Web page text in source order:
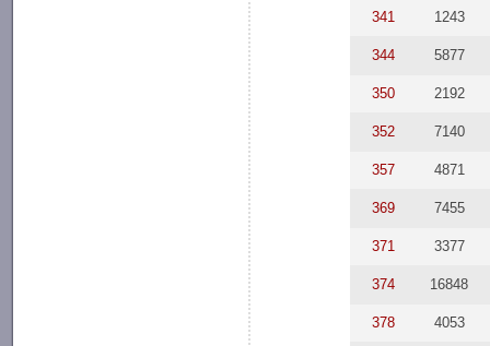
341 1243
344 5877
350 2192
352 7140
357 4871
369 7455
371 3377
374 16848
378 4053